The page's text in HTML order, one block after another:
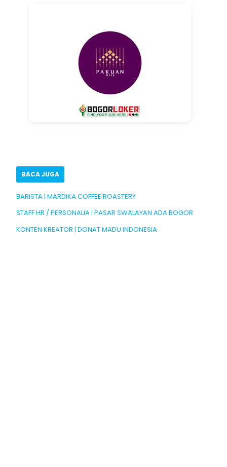
BACA JUGA
BARISTA | MARDIKA COFFEE ROASTERY
STAFF HR / PERSONALIA | PASAR SWALAYAN ADA BOGOR
KONTEN KREATOR | DONAT MADU INDONESIA